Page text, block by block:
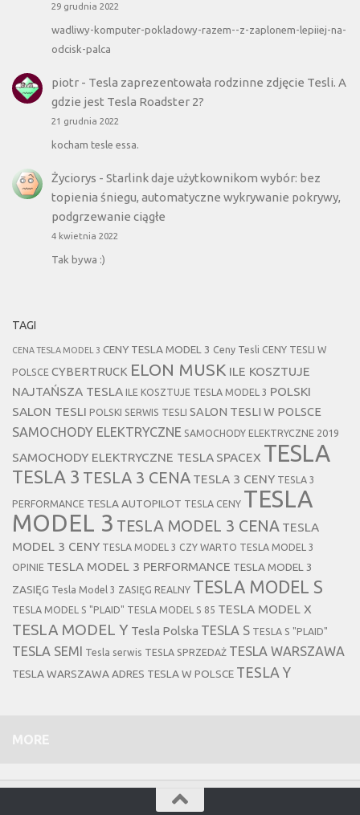
29 grudnia 2022
wadliwy-komputer-pokladowy-razem--z-zaplonem-lepiiej-na-
odcisk-palca
piotr- Tesla zaprezentowała rodzinne zdjęcie Tesli. A
gdzie jest Tesla Roadster 2?
21 grudnia 2022
kocham tesle essa.
Życiorys - Starlink daje użytkownikom wybór: bez
topienia śniegu, automatyczne wykrywanie pokrywy,
podgrzewanie ciągłe
4 kwietnia 2022
Tak bywa :)
TAGI
CENA TESLA MODEL 3 CENY TESLA MODEL 3 Ceny Tesli CENY TESLI W
POLSCE CYBERTRUCK ELON MUSK ILE KOSZTUJE
NAJTAŃSZA TESLA
ILE KOSZTUJE TESLA MODEL 3 POLSKI
SALON TESLI POLSKI SERWIS TESLI SALON TESLI W POLSCE
SAMOCHODY ELEKTRYCZNE SAMOCHODY ELEKTRYCZNE 2019
SAMOCHODY ELEKTRYCZNE TESLA SPACEX TESLA
TESLA 3 TESLA 3 CENA TESLA 3 CENY TESLA 3
PERFORMANCE TESLA AUTOPILOT TESLA CENY TESLA
MODEL 3 TESLA MODEL 3 CENA TESLA
MODEL 3 CENY TESLA MODEL 3 CZY WARTO TESLA MODEL 3
OPINIE TESLA MODEL 3 PERFORMANCE TESLA MODEL 3
ZASIĘG Tesla Model 3 ZASIĘG REALNY TESLA MODEL S
TESLA MODEL S "PLAID" TESLA MODEL S 85 TESLA MODEL X
TESLA MODEL Y Tesla Polska TESLA S TESLA S "PLAID"
TESLA SEMI Tesla serwis TESLA SPRZEDAŻ TESLA WARSZAWA
TESLA WARSZAWA ADRES TESLA W POLSCE TESLA Y
MORE